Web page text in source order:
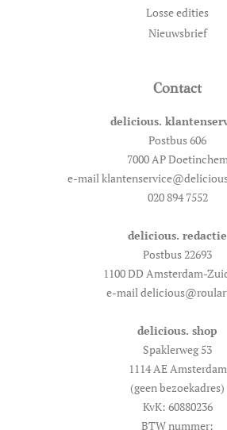
Losse edities
Nieuwsbrief
Contact
delicious.
Postbus 606
7000 AP
e-mail
020 894 7552
delicious. redactie
Postbus 22693
1100 DD Amsterdam-
e-mail
delicious. shop
Spaklerweg 53
1114 AE Amsterdam
(geen bezoekadres)
KvK: 60880236
BTW nummer: